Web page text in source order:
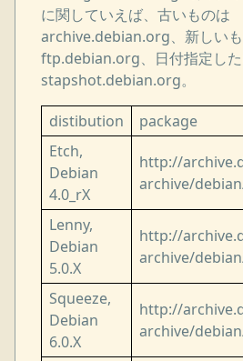
に関していえば、古いものは
archive.debian.org、新しいも
ftp.debian.org、日付指定し
stapshot.debian.org。
distibution
package
Etch,
Debian
4.0_rX
http://
archive/
Lenny,
Debian
5.0.X
http://
archive/
Squeeze,
Debian
6.0.X
http://
archive/